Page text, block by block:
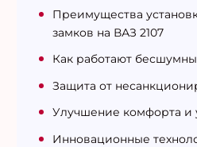
Преимущества
замков на ВАЗ 2107
Как работают
Защита от
Улучшение комфорта и
Инновационные